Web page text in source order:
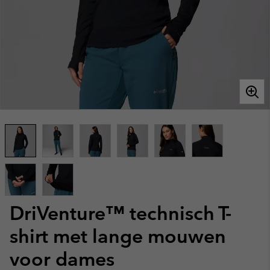
DriVenture™ technisch T-
shirt met lange mouwen
voor dames